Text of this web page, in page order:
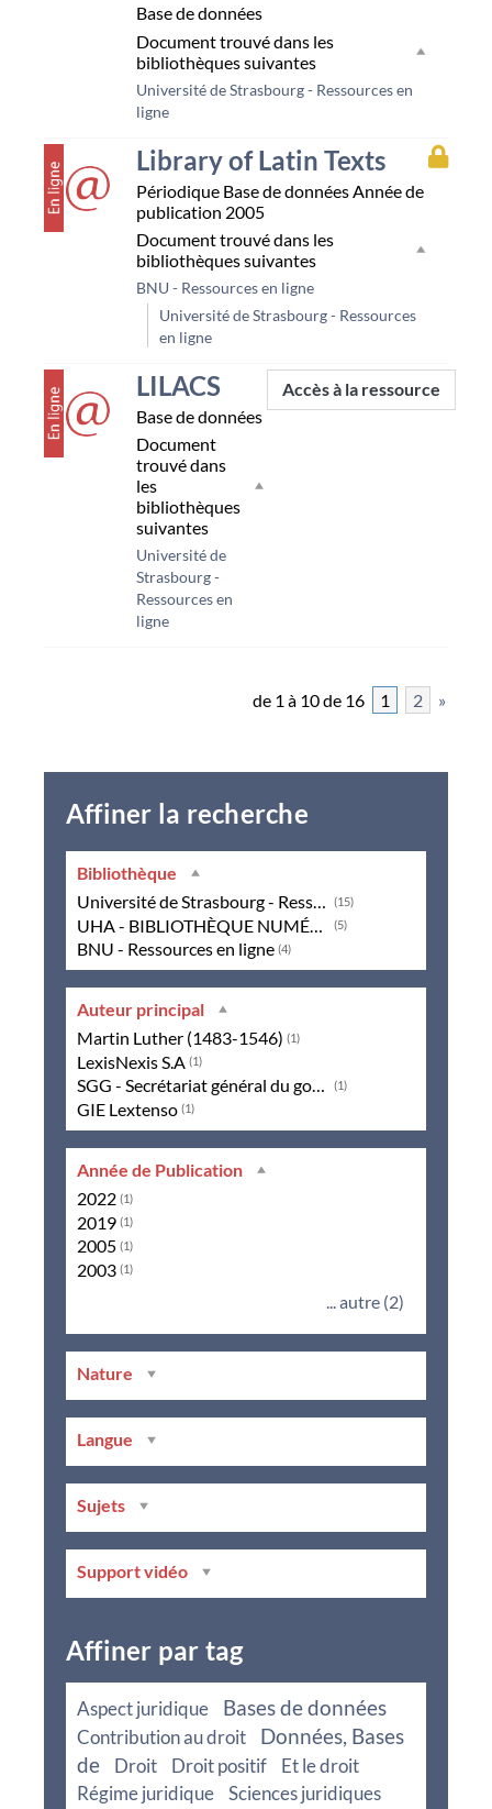
Base de données
Document trouvé dans les
bibliothèques suivantes
Université de Strasbourg - Ressources en
ligne
Library of Latin Texts
Périodique Base de données Année de
publication 2005
Document trouvé dans les
bibliothèques suivantes
BNU - Ressources en ligne
Université de Strasbourg - Ressources
en ligne
Accès
à
LILACS
Base de données
Document
trouvé dans
les
bibliothèques
suivantes
Université de
Strasbourg -
Ressources en
ligne
Accès à la ressource
de 1 à 10 de 16 1 2 »
Affiner la recherche
Bibliothèque
Université de Strasbourg - Ressources en ligne
(15)
(5)
BNU - Ressources en ligne (4)
Auteur principal
Martin Luther (1483-1546) (1)
LexisNexis S.A (1)
SGG - Secrétariat général du gouvernement français (1)
GIE Lextenso (1)
Année de Publication
2022 (1)
2019 (1)
2005 (1)
2003 (1)
... autre (2)
Nature
Langue
Sujets
Support vidéo
Affiner par tag
Aspect juridique Bases de données
Contribution au droit
Données, Bases
de
Droit Droit positif
Et le droit
Régime juridique
Sciences juridiques